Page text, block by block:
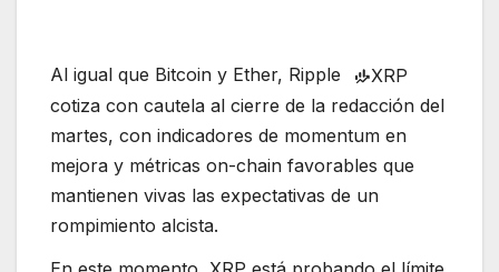
Al igual que Bitcoin y Ether, Ripple
XRP
cotiza con cautela al cierre de la redacción del
martes, con indicadores de momentum en
mejora y métricas on-chain favorables que
mantienen vivas las expectativas de un
rompimiento alcista.